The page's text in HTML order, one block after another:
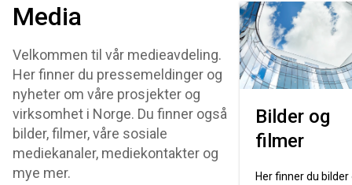
Media
Velkommen til vår medieavdeling.
Her finner du pressemeldinger og
nyheter om våre prosjekter og
virksomhet i Norge. Du finner også
bilder, filmer, våre sosiale
mediekanaler, mediekontakter og
mye mer.
Bilder og
filmer
Her finner du bilder